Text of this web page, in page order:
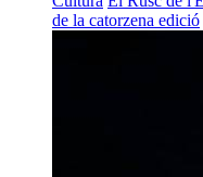
de la catorzena edició